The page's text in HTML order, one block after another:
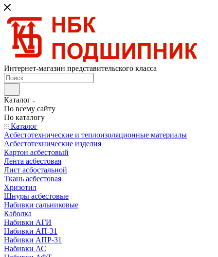
Интернет-магазин представительского класса
Каталог
По всему сайту
По каталогу
Каталог
Асбестотехнические и теплоизоляционные материалы
Асбестотехнические изделия
Картон асбестовый
Лента асбестовая
Лист асбостальной
Ткань асбестовая
Хризотил
Шнуры асбестовые
Набивки сальниковые
Каболка
Набивки АГИ
Набивки АП-31
Набивки АПР-31
Набивки АС